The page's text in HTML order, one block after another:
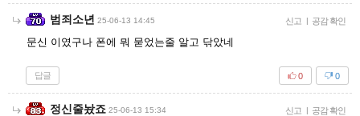
범죄소년 25-06-13 14:45 신고 | 공감 확인
문신 이였구나 폰에 뭐 묻었는줄 알고 닦았네
답글 0
0
정신줄놨죠 25-06-13 15:34 신고 | 공감 확인